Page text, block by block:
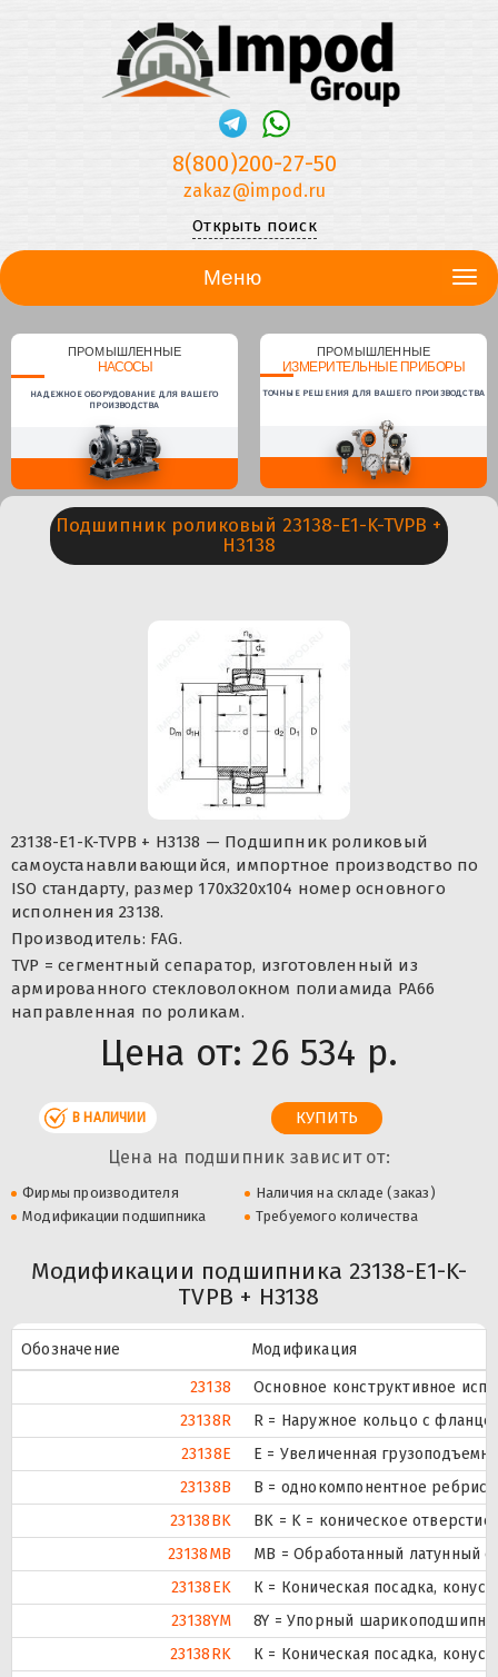
8(800)200-27-50
zakaz@impod.ru
Открыть поиск
Меню
ПРОМЫШЛЕННЫЕ
НАСОСЫ
НАДЕЖНОЕ ОБОРУДОВАНИЕ ДЛЯ ВАШЕГО
ПРОИЗВОДСТВА
ПРОМЫШЛЕННЫЕ
ИЗМЕРИТЕЛЬНЫЕ ПРИБОРЫ
ТОЧНЫЕ РЕШЕНИЯ ДЛЯ ВАШЕГО ПРОИЗВОДСТВА
Подшипник роликовый 23138-E1-K-TVPB +
H3138
23138-E1-K-TVPB + H3138 — Подшипник роликовый
самоустанавливающийся, импортное производство по
ISO стандарту, размер 170x320x104 номер основного
исполнения 23138.
Производитель: FAG.
TVP = сегментный сепаратор, изготовленный из
армированного стекловолокном полиамида PA66
направленная по роликам.
Цена от: 26 534 р.
В НАЛИЧИИ
Цена на подшипник зависит от:
Фирмы производителя
Наличия на складе (заказ)
Модификации подшипника
Требуемого количества
Модификации подшипника 23138-E1-K-
TVPB + H3138
Обозначение
Модификация
23138
Основное конструктивное
23138R
R = Наружное кольцо с
23138E
Е = Увеличенная
23138B
B = однокомпонентное
23138BK
BK = K = коническое
23138MB
MB = Обработанный латунный
23138EK
К = Коническая посадка,
23138YM
8Y = Упорный
23138RK
К = Коническая посадка,